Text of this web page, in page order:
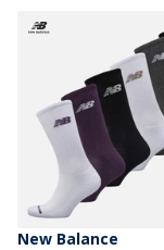
New Balance